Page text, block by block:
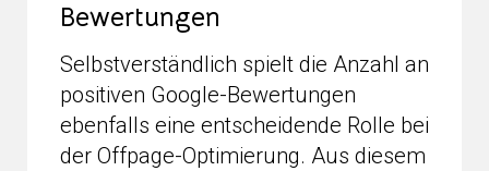
Bewertungen
Selbstverständlich spielt die Anzahl an
positiven Google-Bewertungen
ebenfalls eine entscheidende Rolle bei
der Offpage-Optimierung. Aus diesem